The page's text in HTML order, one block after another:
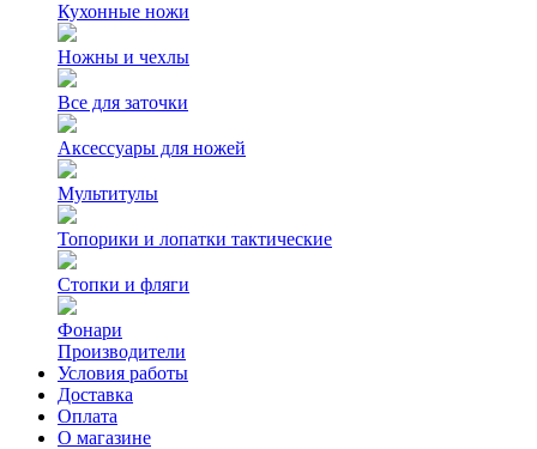
Кухонные ножи
Ножны и чехлы
Все для заточки
Аксессуары для ножей
Мультитулы
Топорики и лопатки тактические
Стопки и фляги
Фонари
Производители
Условия работы
Доставка
Оплата
О магазине